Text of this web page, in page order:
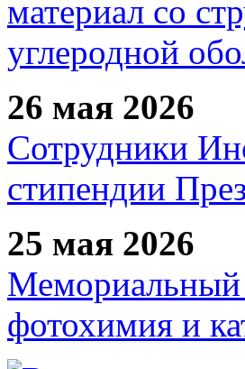
материал со
углеродной
26 мая 2026
Сотрудники
стипендии
25 мая 2026
Мемориальный
фотохимия и